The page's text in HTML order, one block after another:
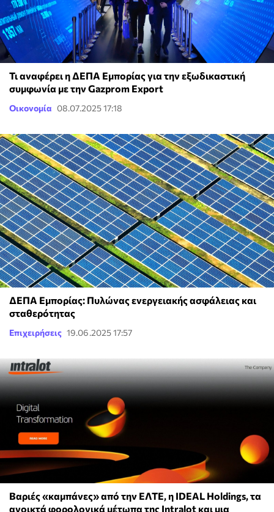
Τι αναφέρει η ΔΕΠΑ Εμπορίας για την εξωδικαστική
συμφωνία με την Gazprom Export
Οικονομία 08.07.2025 17:18
ΔΕΠΑ Εμπορίας: Πυλώνας ενεργειακής ασφάλειας και
σταθερότητας
Επιχειρήσεις 19.06.2025 17:57
Βαριές «καμπάνες» από την ΕΛΤΕ, η IDEAL Holdings, τα
ανοικτά φορολογικά μέτωπα της Intralot και μια